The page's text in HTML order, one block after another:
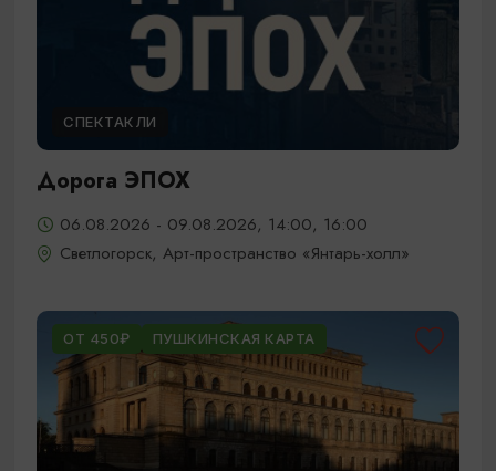
СПЕКТАКЛИ
Дорога ЭПОХ
06.08.2026 - 09.08.2026, 14:00, 16:00
Светлогорск, Арт-пространство «Янтарь-холл»
ОТ 450₽ ПУШКИНСКАЯ КАРТА